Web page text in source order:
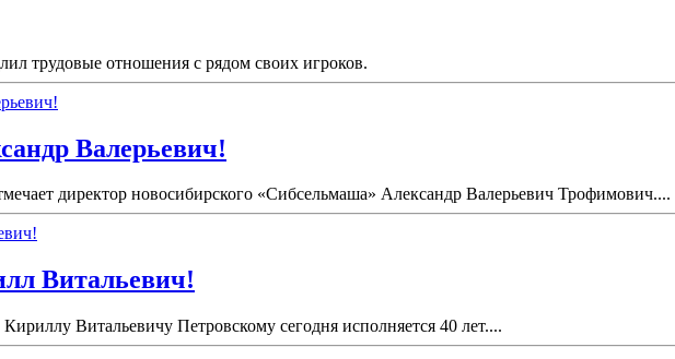
трудовые отношения с рядом своих игроков.
Валерьевич!
директор новосибирского «Сибсельмаша» Александр Валерьевич Трофимович....
Витальевич!
Витальевичу Петровскому сегодня исполняется 40 лет....